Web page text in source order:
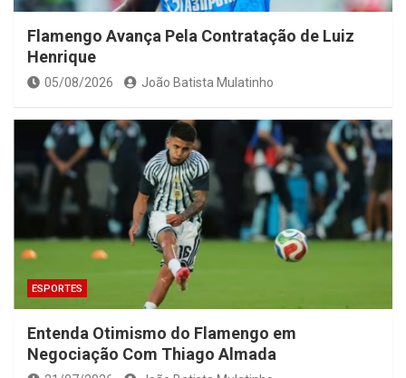
Flamengo Avança Pela Contratação de Luiz
Henrique
05/08/2026 João Batista Mulatinho
ESPORTES
Entenda Otimismo do Flamengo em
Negociação Com Thiago Almada